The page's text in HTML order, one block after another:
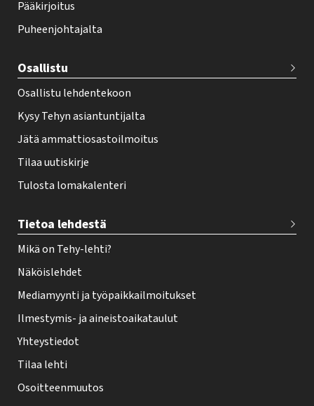
t
r
Pääkirjoitus
Puheenjohtajalta
Osallistu
Osallistu lehdentekoon
Kysy Tehyn asiantuntijalta
Jätä ammattiosastoilmoitus
Tilaa uutiskirje
Tulosta lomakalenteri
Tietoa lehdestä
Mikä on Tehy-lehti?
Näköislehdet
Mediamyynti ja työpaikkailmoitukset
Ilmestymis- ja aineistoaikataulut
Yhteystiedot
Tilaa lehti
Osoitteenmuutos